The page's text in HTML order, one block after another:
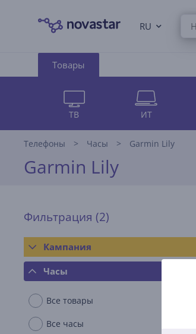
RU
Товары
ТВ ИТ
Телефоны Часы Garmin Lily
Garmin Lily
Фильтрация (2)
Кампания
Часы
Все товары
Все часы